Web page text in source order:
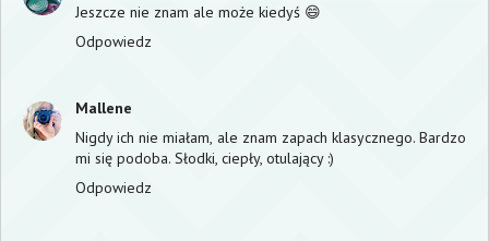
Jeszcze nie znam ale może kiedyś 😄
Odpowiedz
Mallene
Nigdy ich nie miałam, ale znam zapach klasycznego. Bardzo
mi się podoba. Słodki, ciepły, otulający :)
Odpowiedz